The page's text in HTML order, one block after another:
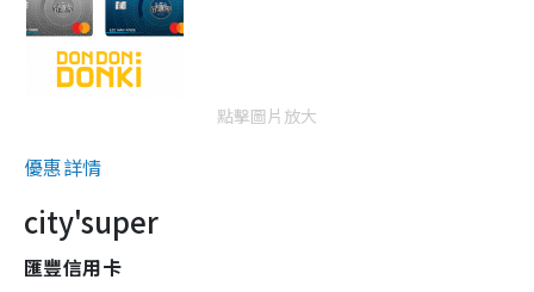
點擊圖片放大
優惠詳情
city'super
匯豐信用卡